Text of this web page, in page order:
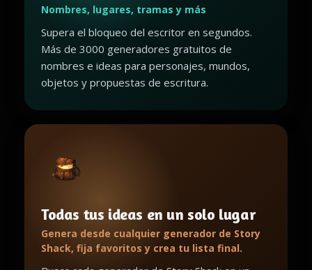
Nombres, lugares, tramas y más
Supera el bloqueo del escritor en segundos.
Más de 3000 generadores gratuitos de
nombres e ideas para personajes, mundos,
objetos y propuestas de escritura.
Todas tus ideas en un solo lugar
Genera desde cualquier generador de Story
Shack, fija favoritos y crea tu lista final.